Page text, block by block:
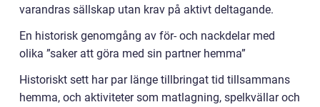
varandras sällskap utan krav på aktivt deltagande.
En historisk genomgång av för- och nackdelar med
olika ”saker att göra med sin partner hemma”
Historiskt sett har par länge tillbringat tid tillsammans
hemma, och aktiviteter som matlagning, spelkvällar och